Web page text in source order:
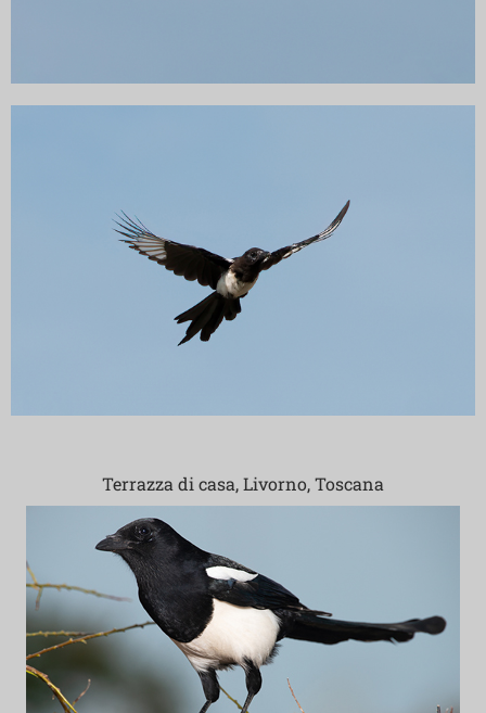
Terrazza di casa, Livorno, Toscana